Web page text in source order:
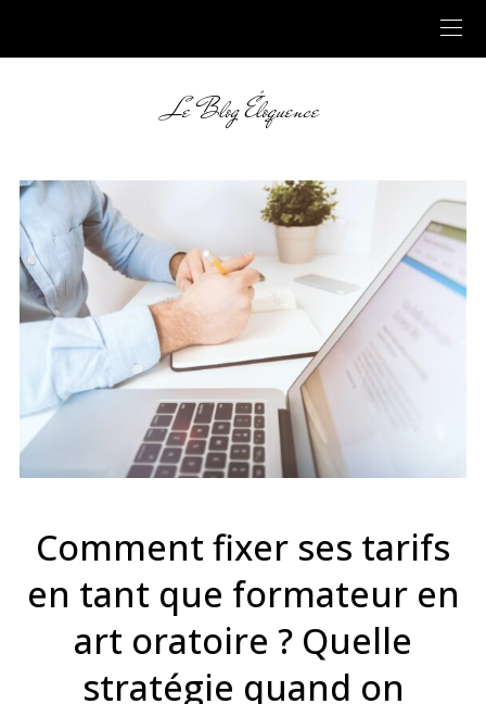
Le Blog Éloquence
Comment fixer ses tarifs
en tant que formateur en
art oratoire ? Quelle
stratégie quand on